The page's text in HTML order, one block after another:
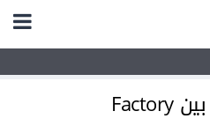
ما هو الفرق بين Factory